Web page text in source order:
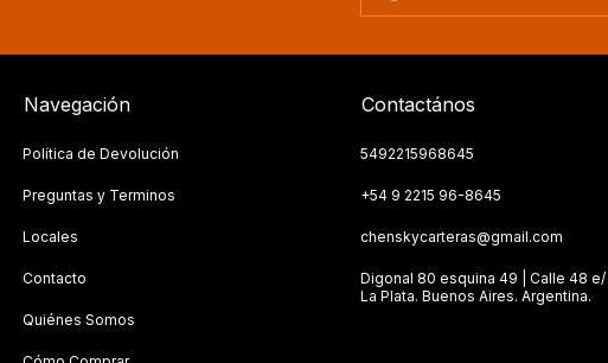
Navegación
Política de Devolución
Preguntas y Terminos
Locales
Contacto
Quiénes Somos
Contactános
5492215968645
+54 9 2215 96-8645
chenskycarteras@gmail.com
Digonal 80 esquina 49 | Calle 48 e/
La Plata. Buenos Aires. Argentina.